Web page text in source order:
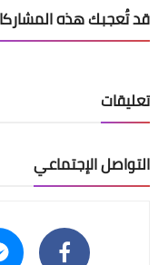
قد تُعجبك هذه
تعليقات
التواصل الإجتماعي